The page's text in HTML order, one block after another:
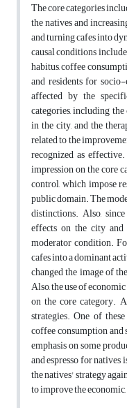
The core categories
the natives and
and turning cafes into
causal conditions
habitus, coffee
and residents for
affected by the
categories, including
in the city, and the
related to the
recognized as
impression on the core
control, which impose
public domain. The
distinctions. Also,
effects on the city
moderator condition.
cafes into a dominant
changed the image of
Also, the use of
on the core category.
strategies. One of
coffee consumption
emphasis on some
and espresso for
the natives' strategy
to improve the